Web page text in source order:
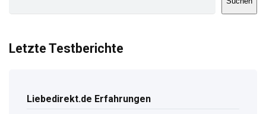
Letzte Testberichte
Liebedirekt.de Erfahrungen